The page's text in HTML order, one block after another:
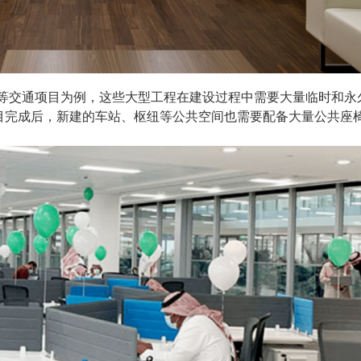
交通项目为例，这些大型工程在建设过程中需要大量临时和永
成后，新建的车站、枢纽等公共空间也需要配备大量公共座